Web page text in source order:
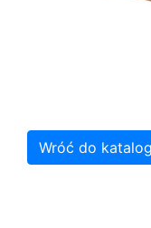
Wróć do